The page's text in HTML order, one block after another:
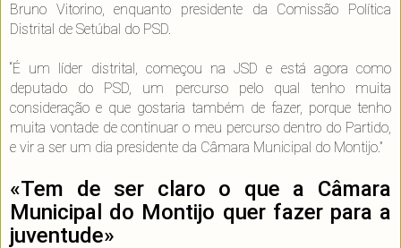
Bruno Vitorino, enquanto presidente da Comissão Política
Distrital de Setúbal do PSD.
“É um líder distrital, começou na JSD e está agora como
deputado do PSD, um percurso pelo qual tenho muita
consideração e que gostaria também de fazer, porque tenho
muita vontade de continuar o meu percurso dentro do Partido,
e vir a ser um dia presidente da Câmara Municipal do Montijo.”
«Tem de ser claro o que a Câmara
Municipal do Montijo quer fazer para a
juventude»